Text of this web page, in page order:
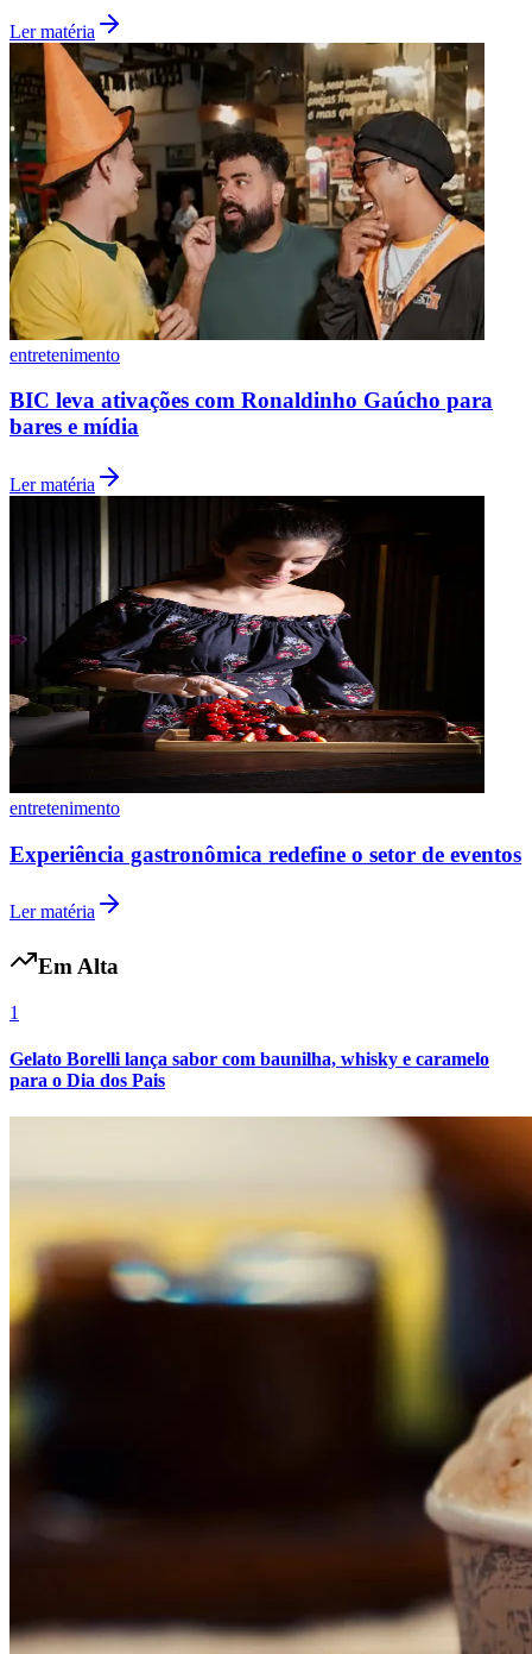
Fluminense
Ler matéria
entretenimento
BIC leva ativações com Ronaldinho Gaúcho para
bares e mídia
Ler matéria
entretenimento
Experiência gastronômica redefine o setor de eventos
Ler matéria
Em Alta
1
Gelato Borelli lança sabor com baunilha, whisky e caramelo
para o Dia dos Pais